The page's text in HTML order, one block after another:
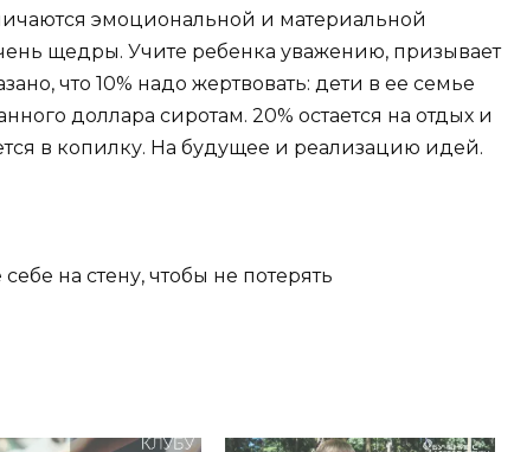
эмоциональной и материальной
щедры. Учите ребенка уважению, призывает
что 10% надо жертвовать: дети в ее семье
доллара сиротам. 20% остается на отдых и
в копилку. На будущее и реализацию идей.
на стену, чтобы не потерять